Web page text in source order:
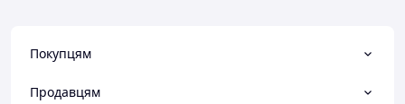
Покупцям
Продавцям